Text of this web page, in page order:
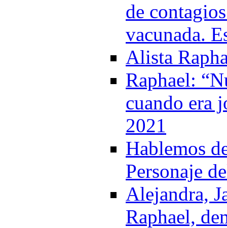
de
vacunada.
Alista
Raphael:
cuando era
2021
Hablemos
Personaje
Alejandra,
Raphael,